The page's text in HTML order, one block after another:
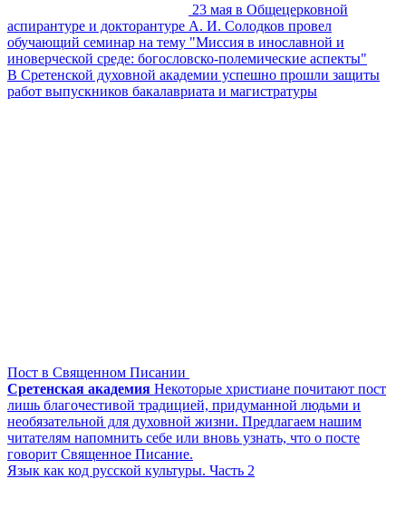
23 мая в Общецерковной
аспирантуре и докторантуре А. И. Солодков провел
обучающий семинар на тему "Миссия в инославной и
иноверческой среде: богословско-полемические аспекты"
В Сретенской духовной академии успешно прошли защиты
работ выпускников бакалавриата и магистратуры
Пост в Священном Писании
Сретенская академия Некоторые христиане почитают пост
лишь благочестивой традицией, придуманной людьми и
необязательной для духовной жизни. Предлагаем нашим
читателям напомнить себе или вновь узнать, что о посте
говорит Священное Писание.
Язык как код русской культуры. Часть 2